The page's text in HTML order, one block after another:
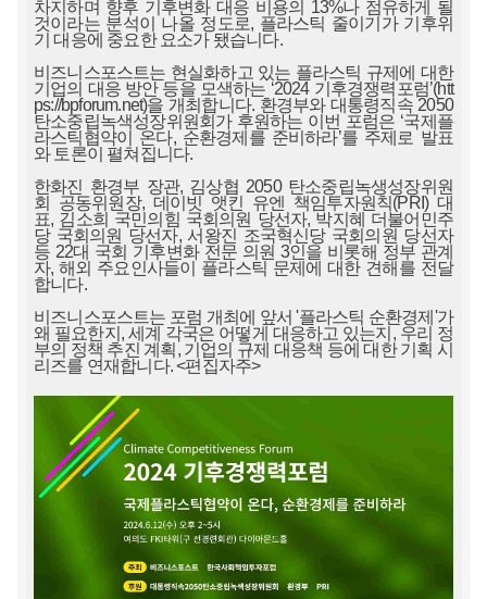
차지하며 향후 기후변화 대응 비용의 13%나 점유하게 될
것이라는 분석이 나올 정도로, 플라스틱 줄이기가 기후위
기 대응에 중요한 요소가 됐습니다.
비즈니스포스트는 현실화하고 있는 플라스틱 규제에 대한
기업의 대응 방안 등을 모색하는 ‘2024 기후경쟁력포럼’(htt
ps://bpforum.net)을 개최합니다. 환경부와 대통령직속 2050
탄소중립녹색성장위원회가 후원하는 이번 포럼은 ‘국제플
라스틱협약이 온다, 순환경제를 준비하라’를 주제로 발표
와 토론이 펼쳐집니다.
한화진 환경부 장관, 김상협 2050 탄소중립녹생성장위원
회 공동위원장, 데이빗 앳킨 유엔 책임투자원칙(PRI) 대
표, 김소희 국민의힘 국회의원 당선자, 박지혜 더불어민주
당 국회의원 당선자, 서왕진 조국혁신당 국회의원 당선자
등 22대 국회 기후변화 전문 의원 3인을 비롯해 정부 관계
자, 해외 주요인사들이 플라스틱 문제에 대한 견해를 전달
합니다.
비즈니스포스트는 포럼 개최에 앞서 '플라스틱 순환경제'가
왜 필요한지, 세계 각국은 어떻게 대응하고 있는지, 우리 정
부의 정책 추진 계획, 기업의 규제 대응책 등에 대한 기획 시
리즈를 연재합니다. <편집자주>